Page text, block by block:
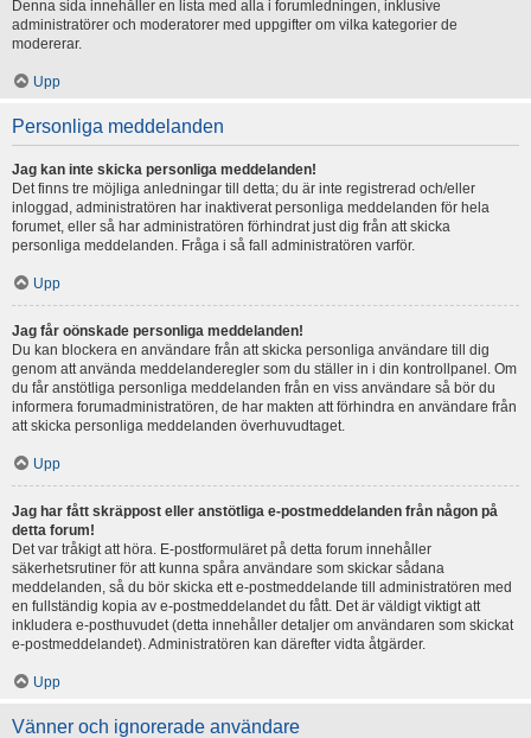
Denna sida innehåller en lista med alla i forumledningen, inklusive
administratörer och moderatorer med uppgifter om vilka kategorier de
modererar.
Upp
Personliga meddelanden
Jag kan inte skicka personliga meddelanden!
Det finns tre möjliga anledningar till detta; du är inte registrerad och/eller
inloggad, administratören har inaktiverat personliga meddelanden för hela
forumet, eller så har administratören förhindrat just dig från att skicka
personliga meddelanden. Fråga i så fall administratören varför.
Upp
Jag får oönskade personliga meddelanden!
Du kan blockera en användare från att skicka personliga användare till dig
genom att använda meddelanderegler som du ställer in i din kontrollpanel. Om
du får anstötliga personliga meddelanden från en viss användare så bör du
informera forumadministratören, de har makten att förhindra en användare från
att skicka personliga meddelanden överhuvudtaget.
Upp
Jag har fått skräppost eller anstötliga e-postmeddelanden från någon på
detta forum!
Det var tråkigt att höra. E-postformuläret på detta forum innehåller
säkerhetsrutiner för att kunna spåra användare som skickar sådana
meddelanden, så du bör skicka ett e-postmeddelande till administratören med
en fullständig kopia av e-postmeddelandet du fått. Det är väldigt viktigt att
inkludera e-posthuvudet (detta innehåller detaljer om användaren som skickat
e-postmeddelandet). Administratören kan därefter vidta åtgärder.
Upp
Vänner och ignorerade användare